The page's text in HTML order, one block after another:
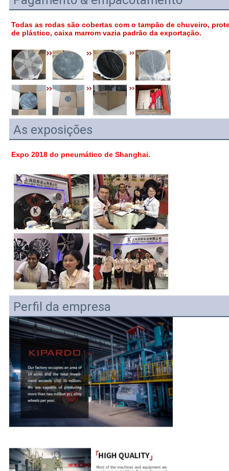
Todas as rodas são cobertas com o tampão de chuveiro,
de plástico, caixa marrom vazia padrão da exportação.
As exposições
Expo 2018 do pneumático de Shanghai.
Perfil da empresa